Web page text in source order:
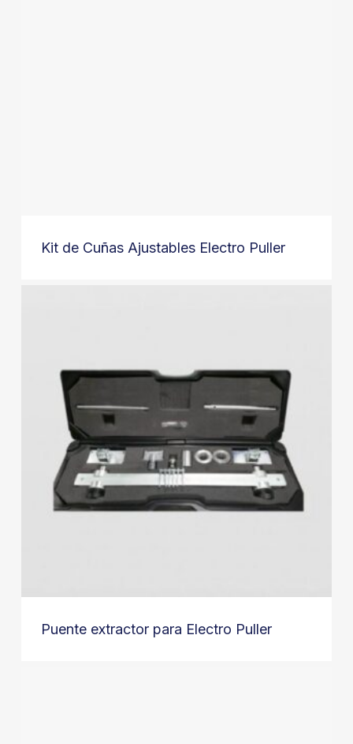
Kit de Cuñas Ajustables Electro Puller
Puente extractor para Electro Puller